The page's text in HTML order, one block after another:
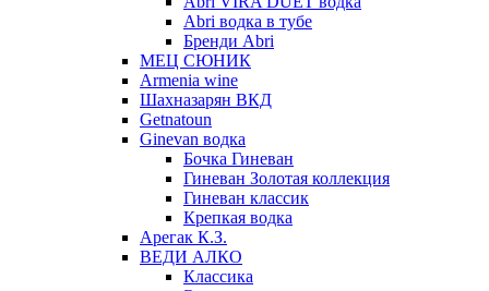
Abri водка в тубе
Бренди Abri
МЕЦ СЮНИК
Armenia wine
Шахназарян ВКД
Getnatoun
Ginevan водка
Бочка Гиневан
Гиневан Золотая коллекция
Гиневан классик
Крепкая водка
Арегак К.З.
ВЕДИ АЛКО
Классика